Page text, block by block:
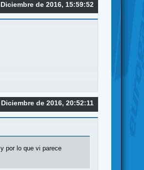
de 2016, 15:59:52
de 2016, 20:52:11
por lo que vi parece